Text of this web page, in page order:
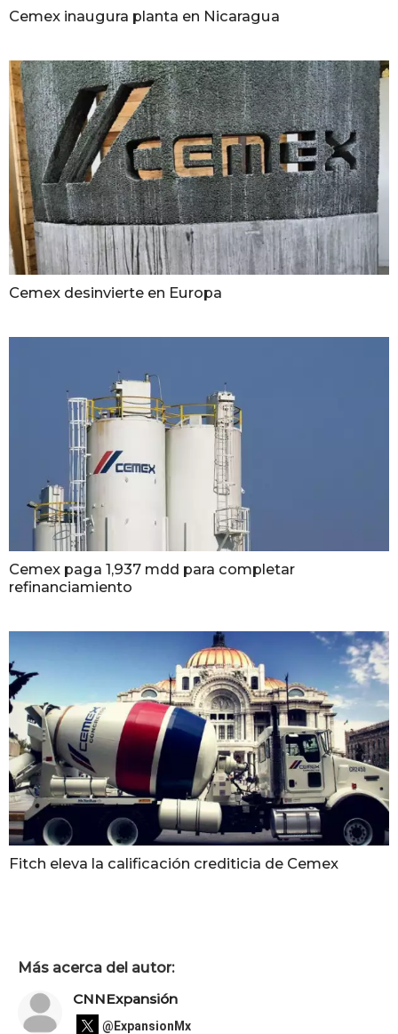
Cemex inaugura planta en Nicaragua
Cemex desinvierte en Europa
Cemex paga 1,937 mdd para completar
refinanciamiento
Fitch eleva la calificación crediticia de Cemex
Más acerca del autor:
CNNExpansión
@ExpansionMx